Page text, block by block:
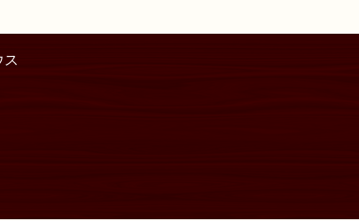
ス